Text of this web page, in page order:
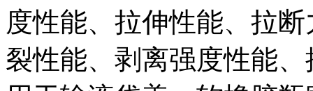
度性能、拉伸性能、拉
裂性能、剥离强度性能